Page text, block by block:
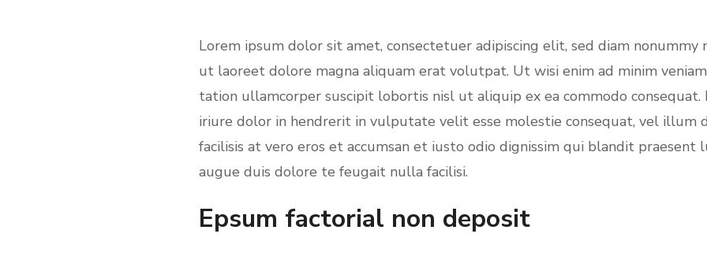
Lorem ipsum dolor sit amet, consectetuer adipiscing elit, sed diam
ut laoreet dolore magna aliquam erat volutpat. Ut wisi enim ad minim
tation ullamcorper suscipit lobortis nisl ut aliquip ex ea commodo consequat.
iriure dolor in hendrerit in vulputate velit esse molestie consequat, vel illum
facilisis at vero eros et accumsan et iusto odio dignissim qui blandit
augue duis dolore te feugait nulla facilisi.
Epsum factorial non deposit